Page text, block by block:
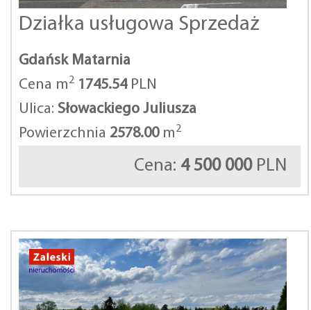
Działka usługowa Sprzedaż
Gdańsk Matarnia
Cena m2 1745.54PLN
Ulica:Słowackiego Juliusza
Powierzchnia 2578.00m2
Cena: 4 500 000PLN